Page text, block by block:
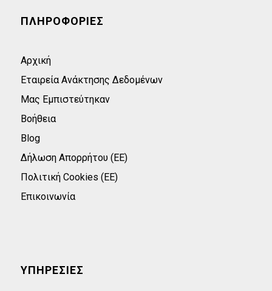
ΠΛΗΡΟΦΟΡΙΕΣ
Αρχική
Εταιρεία Ανάκτησης Δεδομένων
Μας Εμπιστεύτηκαν
Βοήθεια
Blog
Δήλωση Απορρήτου (ΕΕ)
Πολιτική Cookies (ΕΕ)
Επικοινωνία
ΥΠΗΡΕΣΙΕΣ